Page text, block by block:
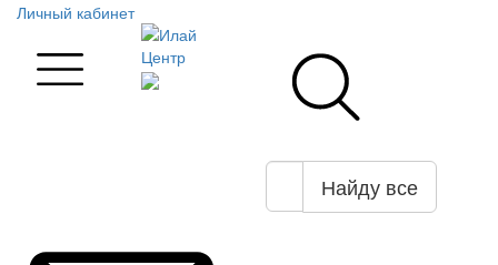
Личный кабинет
Найду все